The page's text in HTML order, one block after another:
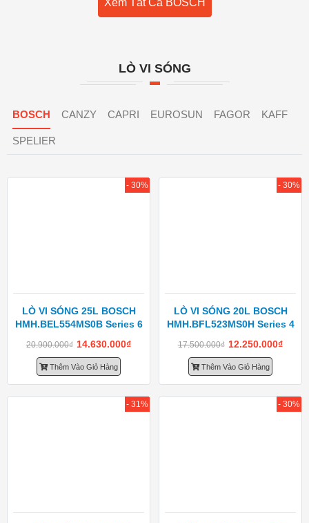
Xem Tất Cả BOSCH
LÒ VI SÓNG
BOSCH CANZY CAPRI EUROSUN FAGOR KAFF
SPELIER
LÒ VI SÓNG 25L BOSCH
HMH.BEL554MS0B Series 6
20.900.000₫ 14.630.000₫
Thêm Vào Giỏ Hàng
- 30%
LÒ VI SÓNG 20L BOSCH
HMH.BFL523MS0H Series 4
17.500.000₫ 12.250.000₫
Thêm Vào Giỏ Hàng
- 30%
- 31% - 30%